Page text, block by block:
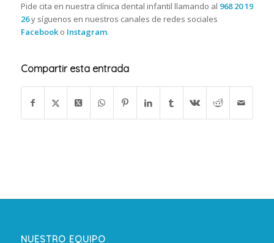
Pide cita en nuestra clínica dental infantil llamando al 968 20 19
26y síguenos en nuestros canales de redes sociales
Facebooko Instagram.
Compartir esta entrada
NUESTRO EQUIPO